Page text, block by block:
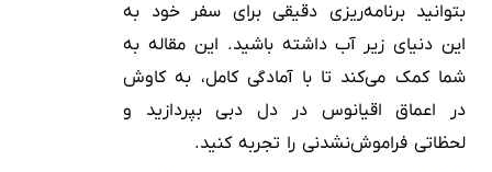
بتوانید برنامه‌ریزی دقیقی برای سفر خود به
این دنیای زیر آب داشته باشید. این مقاله به
شما کمک می‌کند تا با آمادگی کامل، به کاوش
در اعماق اقیانوس در دل دبی بپردازید و
لحظاتی فراموش‌نشدنی را تجربه کنید.